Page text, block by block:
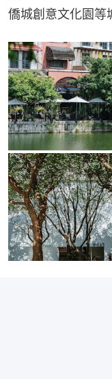
僑城創意文化園等